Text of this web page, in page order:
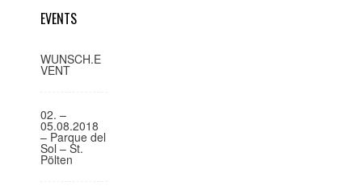
a
v
g
a
t
EVENTS
WUNSCH.E
VENT
02. –
05.08.2018
– Parque del
Sol – St.
Pölten